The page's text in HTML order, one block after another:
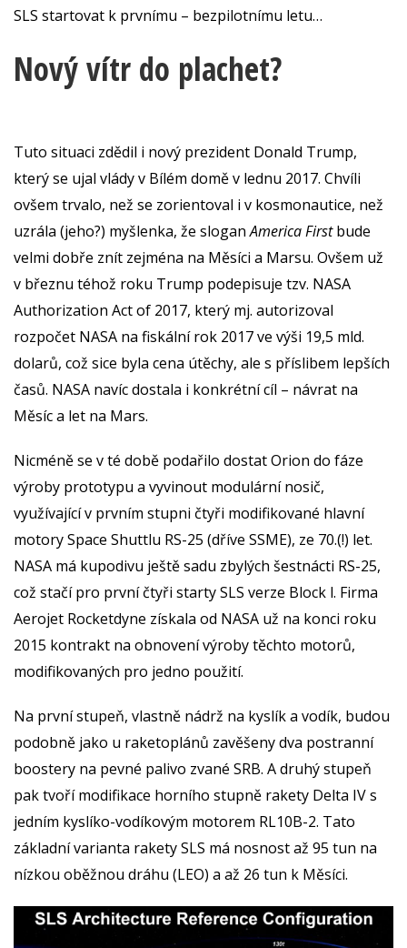
SLS startovat k prvnímu – bezpilotnímu letu…
Nový vítr do plachet?
Tuto situaci zdědil i nový prezident Donald Trump,
který se ujal vlády v Bílém domě v lednu 2017. Chvíli
ovšem trvalo, než se zorientoval i v kosmonautice, než
uzrála (jeho?) myšlenka, že sloganAmerica Firstbude
velmi dobře znít zejména na Měsíci a Marsu. Ovšem už
v březnu téhož roku Trump podepisuje tzv. NASA
Authorization Act of 2017, který mj. autorizoval
rozpočet NASA na fiskální rok 2017 ve výši 19,5 mld.
dolarů, což sice byla cena útěchy, ale s příslibem lepších
časů. NASA navíc dostala i konkrétní cíl – návrat na
Měsíc a let na Mars.
Nicméně se v té době podařilo dostat Orion do fáze
výroby prototypu a vyvinout modulární nosič,
využívající v prvním stupni čtyři modifikované hlavní
motory Space Shuttlu RS-25 (dříve SSME), ze 70.(!) let.
NASA má kupodivu ještě sadu zbylých šestnácti RS-25,
což stačí pro první čtyři starty SLS verze Block l. Firma
Aerojet Rocketdyne získala od NASA už na konci roku
2015 kontrakt na obnovení výroby těchto motorů,
modifikovaných pro jedno použití.
Na první stupeň, vlastně nádrž na kyslík a vodík, budou
podobně jako u raketoplánů zavěšeny dva postranní
boostery na pevné palivo zvané SRB. A druhý stupeň
pak tvoří modifikace horního stupně rakety Delta IV s
jedním kyslíko-vodíkovým motorem RL10B-2. Tato
základní varianta rakety SLS má nosnost až 95 tun na
nízkou oběžnou dráhu (LEO) a až 26 tun k Měsíci.